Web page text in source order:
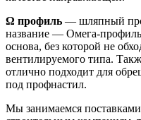
Ω профиль — шляпный
название — Омега-
основа, без которой не
вентилируемого типа.
отлично подходит для
под профнастил.
Мы занимаемся